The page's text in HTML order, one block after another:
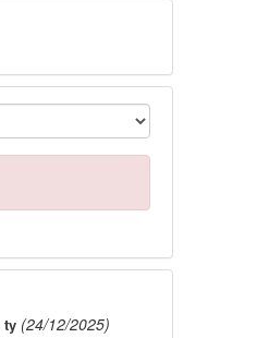
ty (24/12/2025)